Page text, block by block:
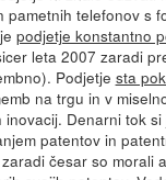
pametnih telefonov s
podjetje konstantno
leta 2007 zaradi
Podjetje sta
na trgu in v
Denarni tok
patentov in
česar so morali